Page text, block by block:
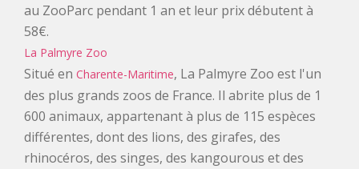
au ZooParc pendant 1 an et leur prix débutent à
58€.
La Palmyre Zoo
Situé en Charente-Maritime, La Palmyre Zoo est l'un
des plus grands zoos de France. Il abrite plus de 1
600 animaux, appartenant à plus de 115 espèces
différentes, dont des lions, des girafes, des
rhinocéros, des singes, des kangourous et des